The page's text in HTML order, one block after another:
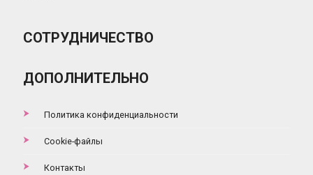
СОТРУДНИЧЕСТВО
ДОПОЛНИТЕЛЬНО
Политика конфиденциальности
Cookie-файлы
Контакты